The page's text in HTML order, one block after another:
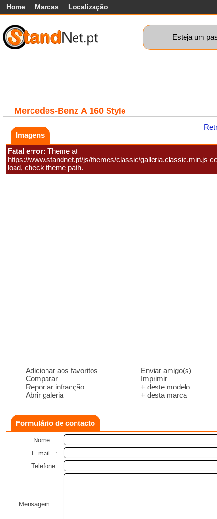
Home Marcas Localização
Esteja um
Mercedes-Benz A 160 Style
Imagens
Fatal error: Theme at
https://www.standnet.pt/js/themes/classic/galleria.classic.min.js
load, check theme path.
Adicionar aos favoritos
Comparar
Reportar infracção
Abrir galeria
Enviar amigo(s)
Imprimir
+ deste modelo
+ desta marca
Formulário de contacto
Nome
:
E-mail
:
Telefone:
Mensagem :